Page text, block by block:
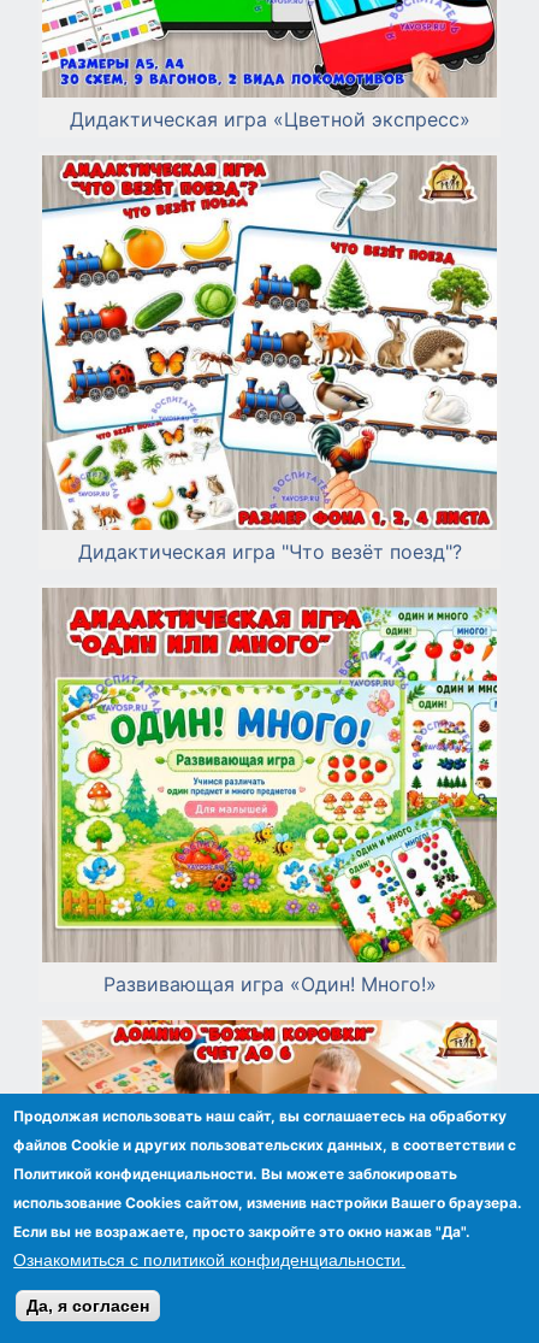
Дидактическая игра «Цветной экспресс»
Дидактическая игра "Что везёт поезд"?
Развивающая игра «Один! Много!»
Продолжая использовать наш сайт, вы соглашаетесь на обработку
файлов Сookie и других пользовательских данных, в соответствии с
Политикой конфиденциальности. Вы можете заблокировать
использование Cookies сайтом, изменив настройки Вашего браузера.
Если вы не возражаете, просто закройте это окно нажав "Да".
Ознакомиться с политикой конфиденциальности.
Да, я согласен